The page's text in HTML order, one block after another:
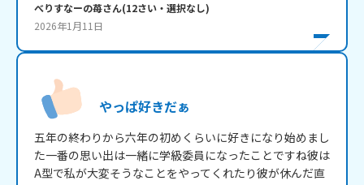
べりすなーの苺さん(12さい・ 選択なし)
2026年1月11日
やっぱ好きだぁ
五年の終わりから六年の初めくらいに好きになり始めまし
た一番の思い出は一緒に学級委員になったことですね彼は
A型で私が大変そうなことをやってくれたり彼が休んだ直